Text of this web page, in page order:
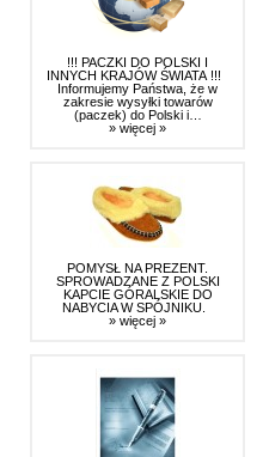
!!! PACZKI DO POLSKI I
INNYCH KRAJÓW ŚWIATA !!!
Informujemy Państwa, że w
zakresie wysyłki towarów
(paczek) do Polski i…
» więcej »
POMYSŁ NA PREZENT.
SPROWADZANE Z POLSKI
KAPCIE GÓRALSKIE DO
NABYCIA W SPÓJNIKU.
» więcej »